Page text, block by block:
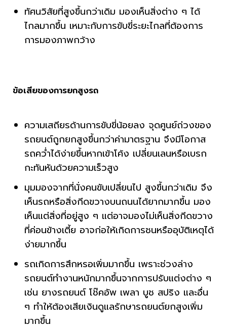
ทัศนวิสัยที่สูงขึ้นกว่าเดิม มองเห็นสิ่งต่าง ๆ ได้
ไกลมากขึ้น เหมาะกับการขับขี่ระยะไกลที่ต้องการ
การมองภาพกว้าง
ข้อเสียของการยกสูงรถ
ความเสถียรด้านการขับขี่น้อยลง จุดศูนย์ถ่วงของ
รถยนต์ถูกยกสูงขึ้นกว่าค่ามาตรฐาน จึงมีโอกาส
รถคว่ำได้ง่ายขึ้นหากเข้าโค้ง เปลี่ยนเลนหรือเบรก
กะทันหันด้วยความเร็วสูง
มุมมองจากที่นั่งคนขับเปลี่ยนไป สูงขึ้นกว่าเดิม จึง
เห็นรถหรือสิ่งกีดขวางบนถนนได้ยากมากขึ้น มอง
เห็นแต่สิ่งที่อยู่สูง ๆ แต่อาจมองไม่เห็นสิ่งกีดขวาง
ที่ค่อนข้างเตี้ย อาจก่อให้เกิดการชนหรืออุบัติเหตุได้
ง่ายมากขึ้น
รถเกิดการสึกหรอเพิ่มมากขึ้น เพราะช่วงล่าง
รถยนต์ทำงานหนักมากขึ้นจากการปรับแต่งต่าง ๆ
เช่น ยางรถยนต์ โช๊คอัพ เพลา บูช สปริง และอื่น
ๆ ทำให้ต้องเสียเงินดูแลรักษารถยนต์ยกสูงเพิ่ม
มากขึ้น